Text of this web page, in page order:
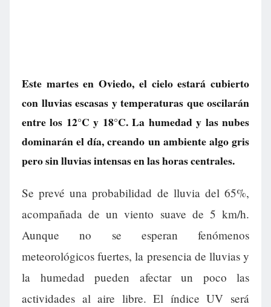
Este martes en Oviedo, el cielo estará cubierto
con lluvias escasas y temperaturas que oscilarán
entre los 12°C y 18°C. La humedad y las nubes
dominarán el día, creando un ambiente algo gris
pero sin lluvias intensas en las horas centrales.
Se prevé una probabilidad de lluvia del 65%,
acompañada de un viento suave de 5 km/h.
Aunque no se esperan fenómenos
meteorológicos fuertes, la presencia de lluvias y
la humedad pueden afectar un poco las
actividades al aire libre. El índice UV será